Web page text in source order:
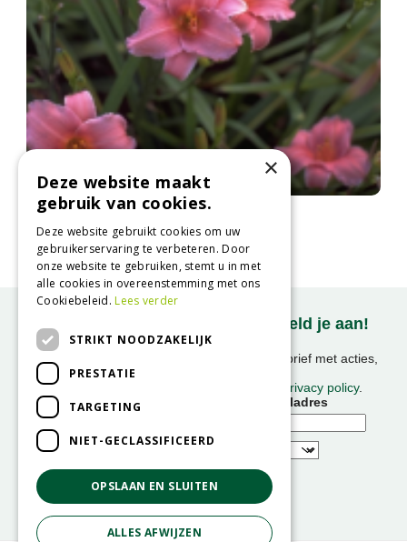
Daglelie
Hemerocallis '485D'
Onze nieuwsbrief ontvangen? Meld je aan!
Ontvang ongeveer 1x per week onze nieuwsbrief met acties,
We slaan uw gegevens op conform onze
privacy policy.
Voornaam
E-mailadres
×
Deze website maakt
gebruik van cookies.
Deze website gebruikt cookies om uw
gebruikerservaring te verbeteren. Door
onze website te gebruiken, stemt u in met
alle cookies in overeenstemming met ons
Cookiebeleid.Lees verder
STRIKT NOODZAKELIJK
PRESTATIE
TARGETING
NIET-GECLASSIFICEERD
OPSLAAN EN SLUITEN
ALLES AFWIJZEN